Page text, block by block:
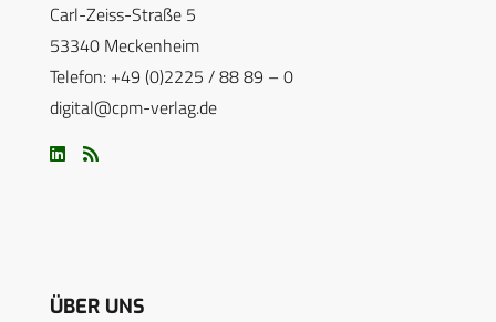
Carl-Zeiss-Straße 5
53340 Meckenheim
Telefon: +49 (0)2225 / 88 89 – 0
digital@cpm-verlag.de
ÜBER UNS